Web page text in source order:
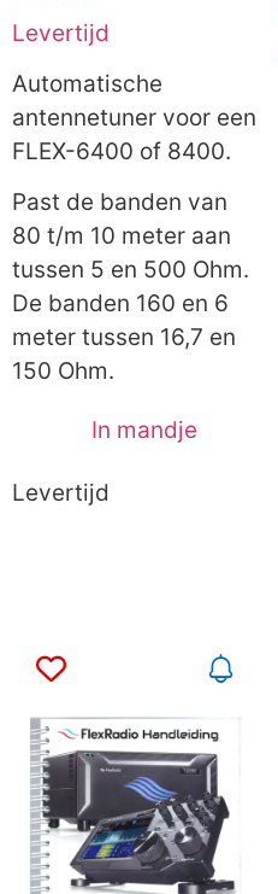
Levertijd
Automatische
antennetuner voor een
FLEX-6400 of 8400.
Past de banden van
80 t/m 10 meter aan
tussen 5 en 500 Ohm.
De banden 160 en 6
meter tussen 16,7 en
150 Ohm.
In mandje
Levertijd